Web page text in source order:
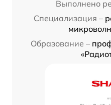
Выполнено
Специализация –
Образование –